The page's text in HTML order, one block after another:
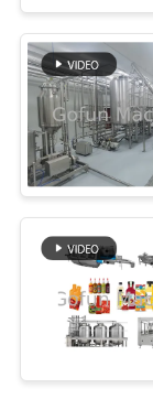
MAPA
DEL
SITIO
POLÍTICA
DE
piña